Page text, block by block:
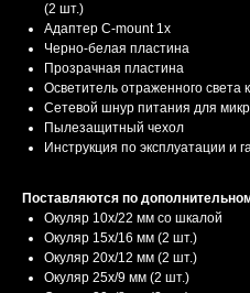
(2 шт.)
Адаптер C-mount 1х
Черно-белая пластина
Прозрачная пластина
Осветитель отраженного света
Сетевой шнур питания для
Пылезащитный чехол
Инструкция по эксплуатации и
Поставляются по
Окуляр 10x/22 мм со шкалой
Окуляр 15х/16 мм (2 шт.)
Окуляр 20х/12 мм (2 шт.)
Окуляр 25х/9 мм (2 шт.)